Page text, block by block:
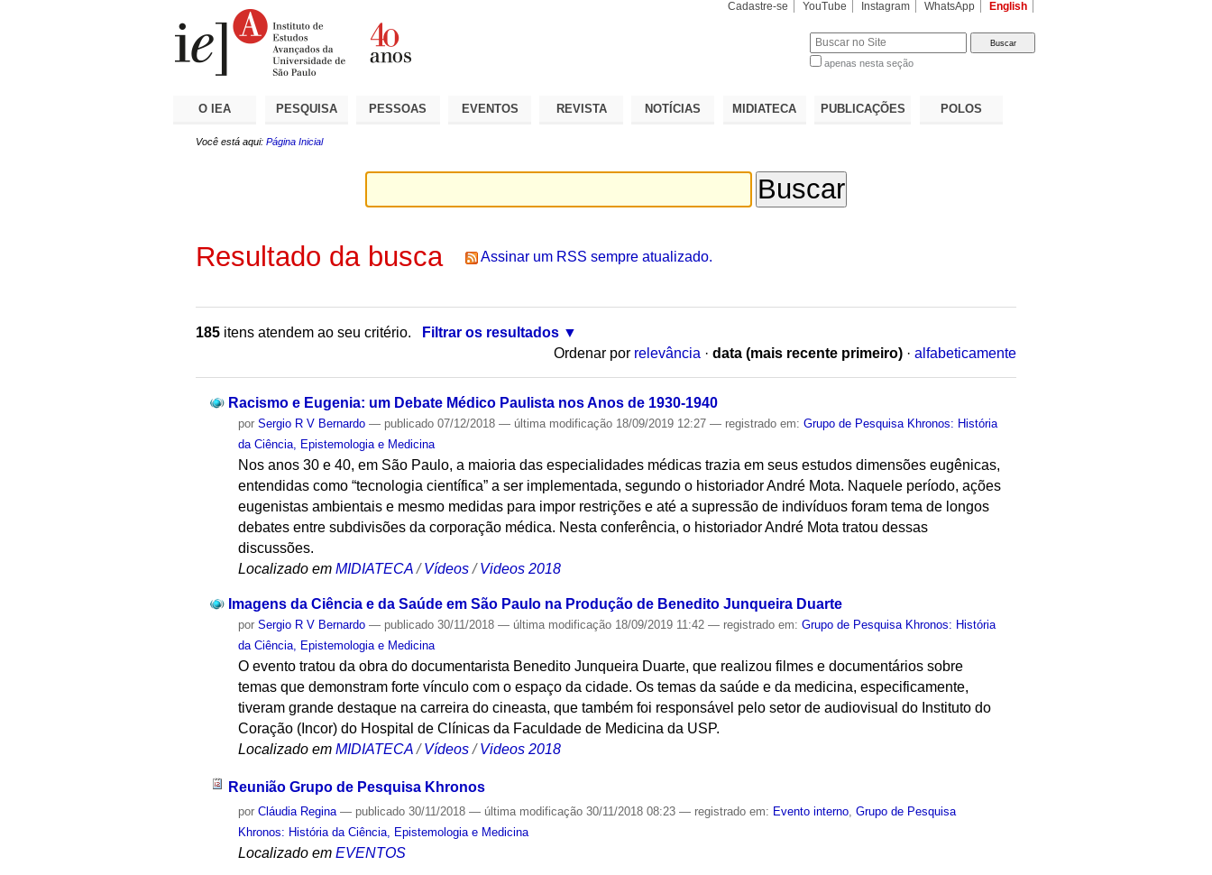
Cadastre-se YouTube Instagram WhatsApp English
apenas nesta seção
O IEA PESQUISA PESSOAS EVENTOS REVISTA NOTÍCIAS MIDIATECA PUBLICAÇÕES POLOS
Você está aqui: Página Inicial
Resultado da busca Assinar um RSS sempre atualizado.
185 itens atendem ao seu critério.
Filtrar os resultados
Ordenar por relevância · data (mais recente primeiro) · alfabeticamente
Racismo e Eugenia: um Debate Médico Paulista nos Anos de 1930-1940
porSergio R V Bernardo — publicado 07/12/2018— última modificação 18/09/2019 12:27— registrado em:Grupo de Pesquisa Khronos: História
da Ciência, Epistemologia e Medicina
Nos anos 30 e 40, em São Paulo, a maioria das especialidades médicas trazia em seus estudos dimensões eugênicas,
entendidas como “tecnologia científica” a ser implementada, segundo o historiador André Mota. Naquele período, ações
eugenistas ambientais e mesmo medidas para impor restrições e até a supressão de indivíduos foram tema de longos
debates entre subdivisões da corporação médica. Nesta conferência, o historiador André Mota tratou dessas
discussões.
Localizado em MIDIATECA /Vídeos /Videos 2018
Imagens da Ciência e da Saúde em São Paulo na Produção de Benedito Junqueira Duarte
porSergio R V Bernardo — publicado 30/11/2018— última modificação 18/09/2019 11:42— registrado em:Grupo de Pesquisa Khronos: História
da Ciência, Epistemologia e Medicina
O evento tratou da obra do documentarista Benedito Junqueira Duarte, que realizou filmes e documentários sobre
temas que demonstram forte vínculo com o espaço da cidade. Os temas da saúde e da medicina, especificamente,
tiveram grande destaque na carreira do cineasta, que também foi responsável pelo setor de audiovisual do Instituto do
Coração (Incor) do Hospital de Clínicas da Faculdade de Medicina da USP.
Localizado em MIDIATECA /Vídeos /Videos 2018
Reunião Grupo de Pesquisa Khronos
porCláudia Regina — publicado 30/11/2018— última modificação 30/11/2018 08:23— registrado em: Evento interno,Grupo de Pesquisa
Khronos: História da Ciência, Epistemologia e Medicina
Localizado em EVENTOS